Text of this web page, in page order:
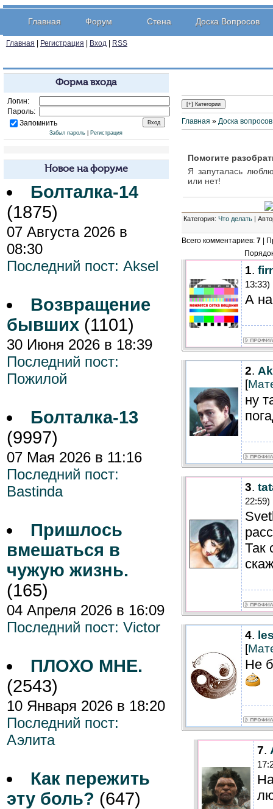
Главная Форум Стена Доска Вопросов
Главная Регистрация Вход| RSS
Форма входа
Логин:
Пароль:
Запомнить
Забыл пароль Регистрация
Новое на форуме
Болталка-14
(1875)
07 Августа 2026 в
08:30
Последний пост: Aksel
Возвращение
бывших(1101)
30 Июня 2026 в 18:39
Последний пост:
Пожилой
Болталка-13
(9997)
07 Мая 2026 в 11:16
Последний пост:
Bastinda
Пришлось
вмешаться в
чужую жизнь.
(165)
04 Апреля 2026 в 16:09
Последний пост: Victor
ПЛОХО МНЕ.
(2543)
10 Января 2026 в 18:20
Последний пост:
Аэлита
Как пережить
эту боль? (647)
Главная » Доска вопросов
Помогите
Я запуталась
или нет!
Категория: Что делать|
Всего комментариев: 7|
1.
13:33)
А
2.
[
ну
3.
22:59)
Так
4.
[
Не
7.